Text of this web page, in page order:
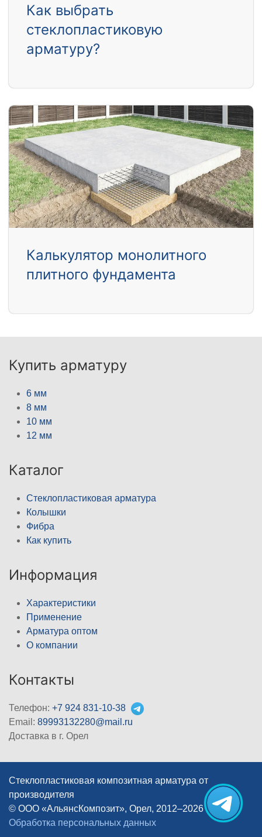
Как выбрать
стеклопластиковую
арматуру?
Калькулятор монолитного
плитного фундамента
Купить арматуру
6 мм
8 мм
10 мм
12 мм
Каталог
Стеклопластиковая арматура
Колышки
Фибра
Как купить
Информация
Характеристики
Применение
Арматура оптом
О компании
Контакты
Телефон: +7 924 831-10-38
Email: 89993132280@mail.ru
Доставка в г. Орел
Стеклопластиковая композитная арматура от
производителя
© ООО «АльянсКомпозит», Орел, 2012–2026
Обработка персональных данных